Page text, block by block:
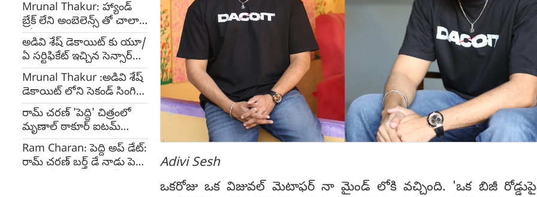
Mrunal Thakur: హ్యాండ్
బ్రేక్ లేని అంబెలెన్స్ తో చాలా
రిస్కీ స్టంట్స్ చేశాను : మృణాల్
ఠాకూర్
అడివి శేష్ డెకాయిట్‌ కు యూ/
ఏ సర్టిఫికేట్ ఇచ్చిన సెన్సార్
బోర్డ్
Mrunal Thakur :అడివి శేష్
డెకాయిట్‌ లోని సెకండ్ సింగిల్
చిచ్చుబుడ్డి రాబోతోంది
రామ్ చరణ్ 'పెద్ది' చిత్రంలో
మృణాల్ ఠాకూర్ ఐటమ్
సాంగ్?
Ram Charan: పెద్ది అప్ డేట్:
రామ్ చరణ్ బర్త్ డే నాడు పెద్ది
Adivi Sesh
ఒకరోజు ఒక విజువల్ మెటాఫర్ నా మైండ్ లోకి వచ్చింది. 'ఒక బిజీ